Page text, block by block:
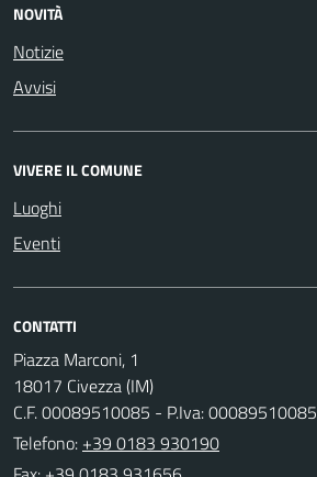
NOVITÀ
Notizie
Avvisi
VIVERE IL COMUNE
Luoghi
Eventi
CONTATTI
Piazza Marconi, 1
18017 Civezza (IM)
C.F. 00089510085 - P.Iva: 00089510085
Telefono: +39 0183 930190